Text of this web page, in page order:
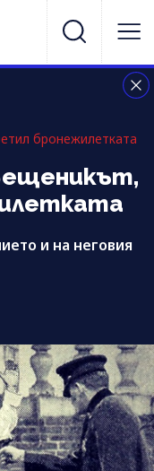
бронежилетката
и на неговия